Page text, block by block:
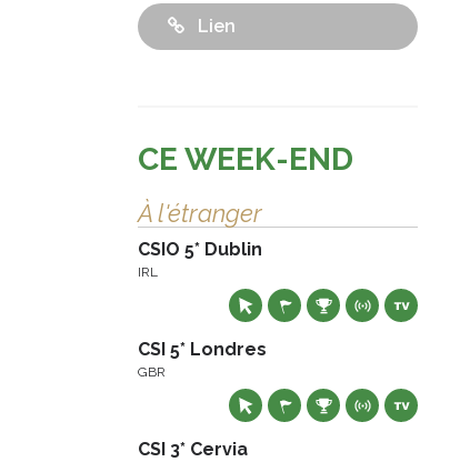
Lien
CE WEEK-END
À l'étranger
CSIO 5* Dublin
IRL
CSI 5* Londres
GBR
CSI 3* Cervia